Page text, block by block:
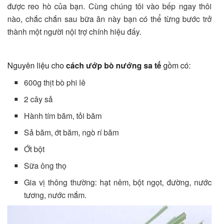
được reo hò của bạn. Cùng chúng tôi vào bếp ngay thôi
nào, chắc chắn sau bữa ăn này bạn có thể từng bước trở
thành một người nội trợ chính hiệu đấy.
Nguyên liệu chocách ướp bò nướng sa tếgồm có:
600g thịt bò phi lê
2 cây sả
Hành tím băm, tỏi băm
Sả băm, ớt băm, ngò rí băm
Ớt bột
Sữa ông thọ
Gia vị thông thường: hạt nêm, bột ngọt, đường, nước
tương, nước mắm.